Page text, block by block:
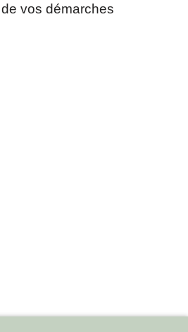
vos démarches